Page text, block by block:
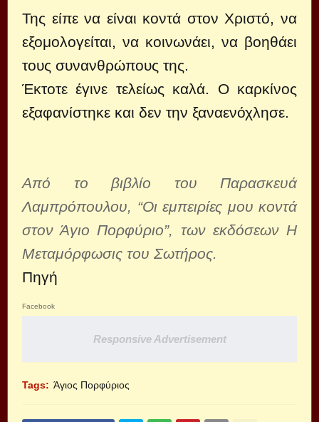
Της είπε να είναι κοντά στον Χριστό, να
εξομολογείται, να κοινωνάει, να βοηθάει
τους συνανθρώπους της.
Έκτοτε έγινε τελείως καλά. Ο καρκίνος
εξαφανίστηκε και δεν την ξαναενόχλησε.
Από το βιβλίο του Παρασκευά
Λαμπρόπουλου, “Οι εμπειρίες μου κοντά
στον Άγιο Πορφύριο”, των εκδόσεων Η
Μεταμόρφωσις του Σωτήρος.
Πηγή
Facebook
Responsive Advertisement
Tags: Άγιος Πορφύριος